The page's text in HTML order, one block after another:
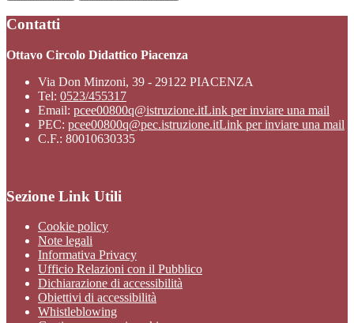
Contatti
Ottavo Circolo Didattico Piacenza
Via Don Minzoni, 39 - 29122 PIACENZA
Tel: 0523/455317
Email: pcee00800q@istruzione.itLink per inviare una mail
PEC: pcee00800q@pec.istruzione.itLink per inviare una mail
C.F.: 80010630335
Sezione Link Utili
Cookie policy
Note legali
Informativa Privacy
Ufficio Relazioni con il Pubblico
Dichiarazione di accessibilità
Obiettivi di accessibilità
Whistleblowing